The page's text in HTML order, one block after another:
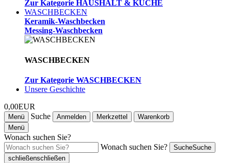
Zur Kategorie HAUSHALT & KÜCHE
WASCHBECKEN
Keramik-Waschbecken
Messing-Waschbecken
WASCHBECKEN
Zur Kategorie WASCHBECKEN
Unsere Geschichte
0,00EUR
Menü Suche Anmelden Merkzettel
Warenkorb
Menü
Wonach suchen Sie?
Wonach suchen Sie?
SucheSuche
schließenschließen